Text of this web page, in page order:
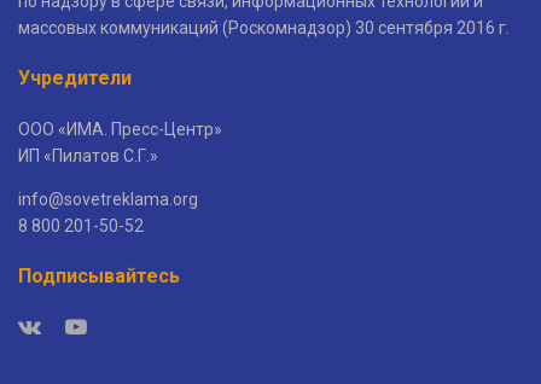
массовых коммуникаций (Роскомнадзор) 30 сентября 2016 г.
Учредители
ООО «ИМА. Пресс-Центр»
ИП «Пилатов С.Г.»
info@sovetreklama.org
8 800 201-50-52
Подписывайтесь